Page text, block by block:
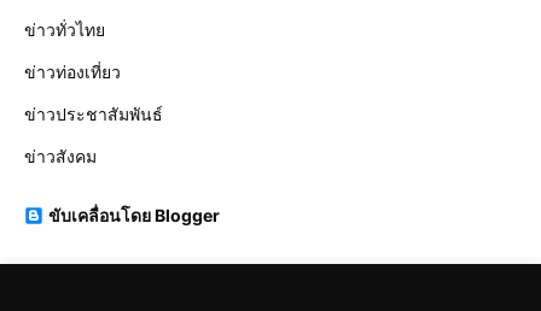
ข่าวทั่วไทย
ข่าวท่องเที่ยว
ข่าวประชาสัมพันธ์
ข่าวสังคม
ขับเคลื่อนโดย Blogger